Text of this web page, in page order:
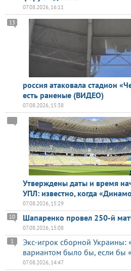
07.08.2026, 16:11
россия атаковала стадион
есть раненые (ВИДЕО)
13
07.08.2026, 15:38
Утверждены даты и время
УПЛ: известно, когда
07.08.2026, 15:29
Шапаренко провел 250-й
10
07.08.2026, 15:08
Экс-игрок сборной Украины:
вариантом было бы, если бы
1
07.08.2026, 14:47